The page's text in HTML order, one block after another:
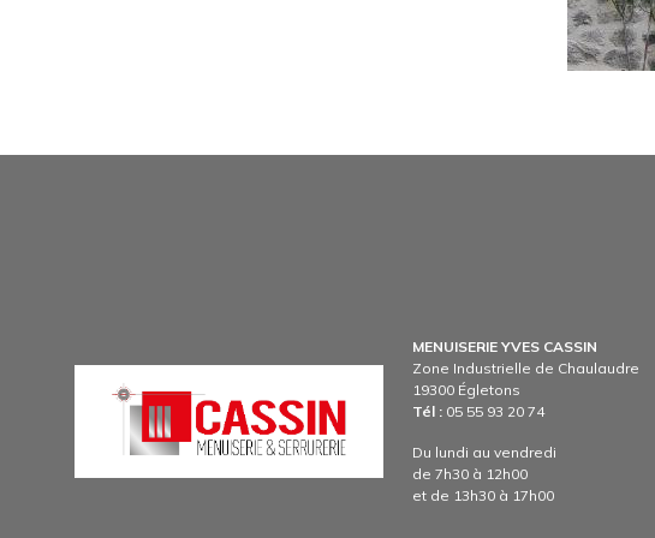
MENUISERIE YVES CASSIN
Zone Industrielle de Chaulaudre
19300 Égletons
Tél : 05 55 93 20 74
Du lundi au vendredi
de 7h30 à 12h00
et de 13h30 à 17h00